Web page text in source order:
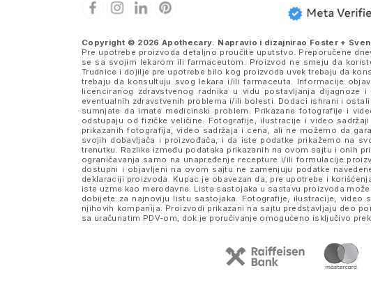
Copyright © 2026 Apothecary. Napravio i dizajnirao Foster +
Pre upotrebe proizvoda detaljno proučite uputstvo. Preporučene
se sa svojim lekarom ili farmaceutom. Proizvod ne smeju da
Trudnice i dojilje pre upotrebe bilo kog proizvoda uvek trebaju da
trebaju da konsultuju svog lekara i/ili farmaceuta. Informacije
licenciranog zdravstvenog radnika u vidu postavljanja
eventualnih zdravstvenih problema i/ili bolesti. Dodaci ishrani i
sumnjate da imate medicinski problem. Prikazane fotografije i
odstupaju od fizičke veličine. Fotografije, ilustracije i video
prikazanih fotografija, video sadržaja i cena, ali ne možemo da
svojih dobavljača i proizvođača, i da iste podatke prikažemo na
trenutku. Razlike između podataka prikazanih na ovom sajtu i onih
ograničavanja samo na unapređenje recepture i/ili formulacije
dostupni i objavljeni na ovom sajtu ne zamenjuju podatke
deklaraciji proizvoda. Kupac je obavezan da, pre upotrebe i
iste uzme kao merodavne. Lista sastojaka u sastavu proizvoda
dobijete za najnoviju listu sastojaka. Fotografije, ilustracije,
njihovih kompanija. Proizvodi prikazani na sajtu predstavljaju deo
sa uračunatim PDV-om, dok je poručivanje omogućeno isključivo